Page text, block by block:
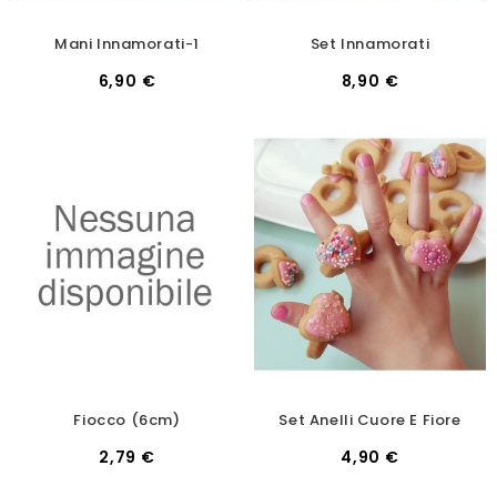
Mani Innamorati-1
6,90 €
Set Innamorati
8,90 €
Fiocco (6cm)
2,79 €
Set Anelli Cuore E Fiore
4,90 €